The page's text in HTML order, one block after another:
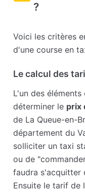
?
Voici les critères
d'une course en
Le calcul des
L'un des
déterminer le prix
de La Queue-en-
département du
solliciter un taxi
ou de
faudra s'acquitter
Ensuite le tarif de